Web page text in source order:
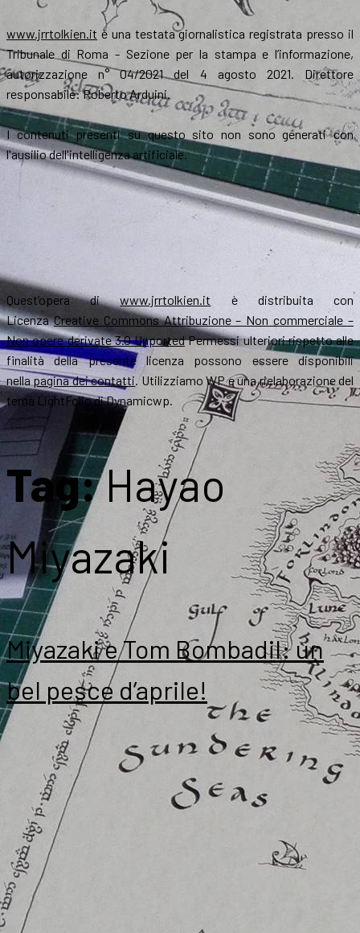
www.jrrtolkien.it è una testata giornalistica registrata presso il
Tribunale di Roma - Sezione per la stampa e l’informazione,
autorizzazione n° 04/2021 del 4 agosto 2021. Direttore
responsabile: Roberto Arduini.
I contenuti presenti su questo sito non sono generati con
l'ausilio dell'intelligenza artificiale.
Quest’opera diwww.jrrtolkien.it è distribuita con
LicenzaCreative Commons Attribuzione – Non commerciale –
Non opere derivate 3.0 UnportedPermessi ulteriori rispetto alle
finalità della presente licenza possono essere disponibili
nella pagina dei contatti. Utilizziamo WP e una rielaborazione del
tema LightFolio di Dynamicwp.
Tag:Hayao
Miyazaki
Miyazaki e Tom Bombadil: un
bel pesce d’aprile!